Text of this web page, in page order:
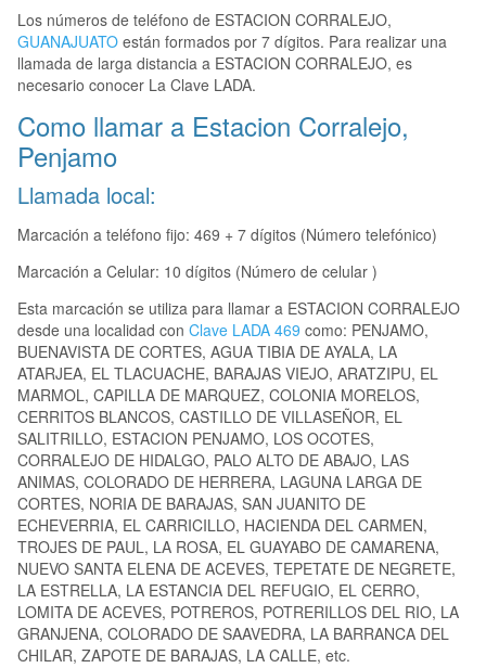
Los números de teléfono de ESTACION CORRALEJO,
GUANAJUATO están formados por 7 dígitos. Para realizar una
llamada de larga distancia a ESTACION CORRALEJO, es
necesario conocer La Clave LADA.
Como llamar a Estacion Corralejo,
Penjamo
Llamada local:
Marcación a teléfono fijo: 469 + 7 dígitos (Número telefónico)
Marcación a Celular: 10 dígitos (Número de celular )
Esta marcación se utiliza para llamar a ESTACION CORRALEJO
desde una localidad con Clave LADA 469 como: PENJAMO,
BUENAVISTA DE CORTES, AGUA TIBIA DE AYALA, LA
ATARJEA, EL TLACUACHE, BARAJAS VIEJO, ARATZIPU, EL
MARMOL, CAPILLA DE MARQUEZ, COLONIA MORELOS,
CERRITOS BLANCOS, CASTILLO DE VILLASEÑOR, EL
SALITRILLO, ESTACION PENJAMO, LOS OCOTES,
CORRALEJO DE HIDALGO, PALO ALTO DE ABAJO, LAS
ANIMAS, COLORADO DE HERRERA, LAGUNA LARGA DE
CORTES, NORIA DE BARAJAS, SAN JUANITO DE
ECHEVERRIA, EL CARRICILLO, HACIENDA DEL CARMEN,
TROJES DE PAUL, LA ROSA, EL GUAYABO DE CAMARENA,
NUEVO SANTA ELENA DE ACEVES, TEPETATE DE NEGRETE,
LA ESTRELLA, LA ESTANCIA DEL REFUGIO, EL CERRO,
LOMITA DE ACEVES, POTREROS, POTRERILLOS DEL RIO, LA
GRANJENA, COLORADO DE SAAVEDRA, LA BARRANCA DEL
CHILAR, ZAPOTE DE BARAJAS, LA CALLE, etc.